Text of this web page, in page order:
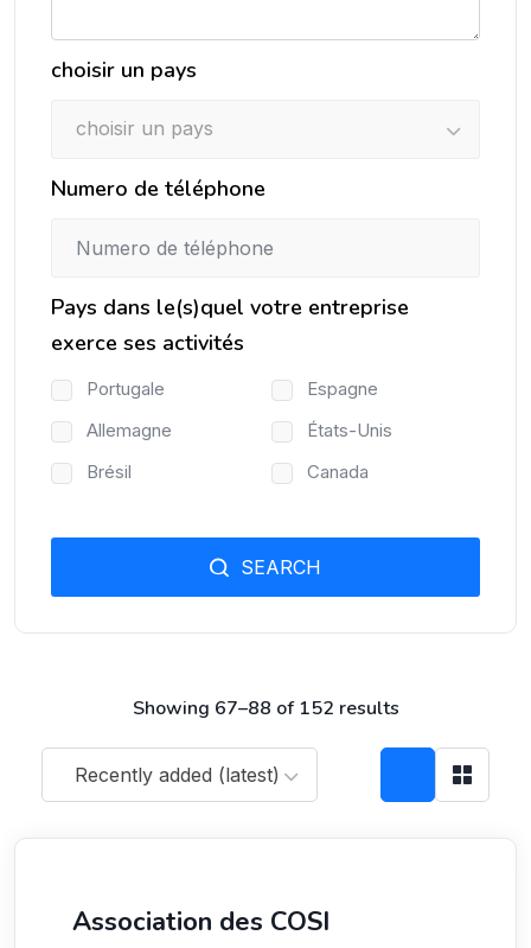
Showing 67–88 of 152 results
Recently added (latest)
Association des COSI
choisir un pays
choisir un pays
Numero de téléphone
Pays dans le(s)quel votre entreprise
exerce ses activités
Portugale
Espagne
Allemagne
États-Unis
Brésil
Canada
SEARCH